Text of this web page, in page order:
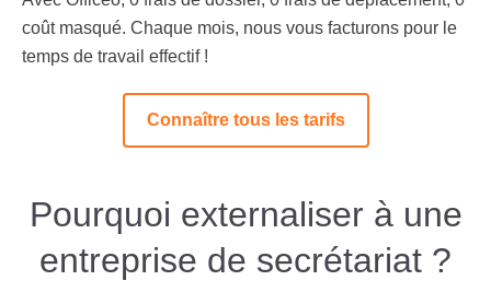
coût masqué. Chaque mois, nous vous facturons pour le
temps de travail effectif !
Connaître tous les tarifs
Pourquoi externaliser à une
entreprise de secrétariat ?